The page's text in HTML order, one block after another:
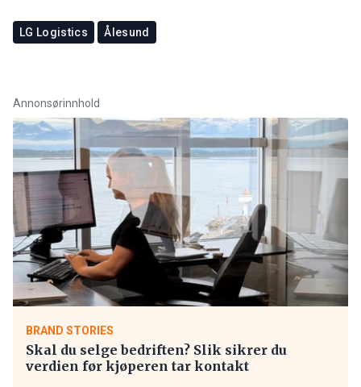
LG Logistics Ålesund
Annonsørinnhold
BRAND STORIES
Skal du selge bedriften? Slik sikrer du
verdien før kjøperen tar kontakt